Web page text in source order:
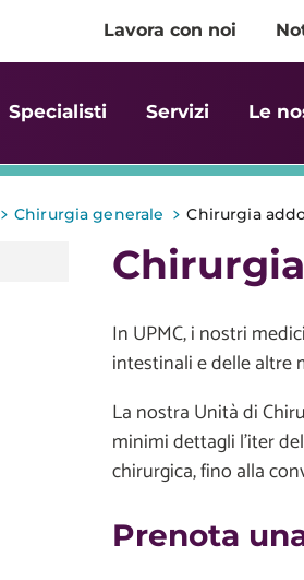
Lavora con noi
Specialisti Servizi Le
> Chirurgia generale > Chirurgia
In UPMC, i nostri
intestinali e delle altre
La nostra Unità di
minimi dettagli l'iter
chirurgica, fino alla
Prenota